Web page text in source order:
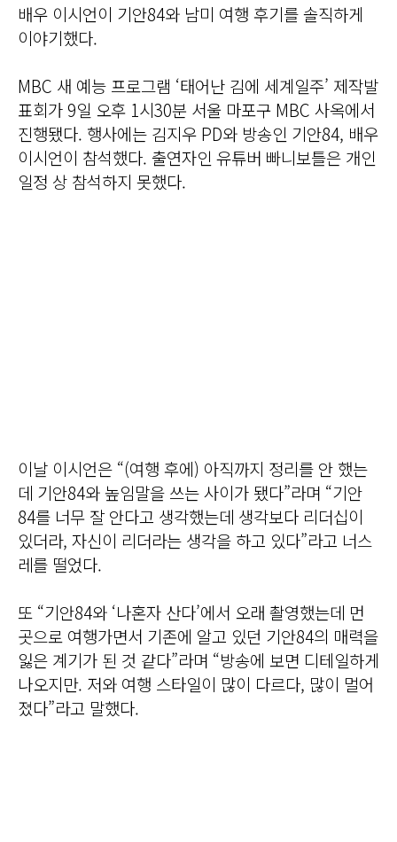
배우 이시언이 기안84와 남미 여행 후기를 솔직하게
이야기했다.
MBC 새 예능 프로그램 ‘태어난 김에 세계일주’ 제작발
표회가 9일 오후 1시30분 서울 마포구 MBC 사옥에서
진행됐다. 행사에는 김지우 PD와 방송인 기안84, 배우
이시언이 참석했다. 출연자인 유튜버 빠니보틀은 개인
일정 상 참석하지 못했다.
이날 이시언은 “(여행 후에) 아직까지 정리를 안 했는
데 기안84와 높임말을 쓰는 사이가 됐다”라며 “기안
84를 너무 잘 안다고 생각했는데 생각보다 리더십이
있더라, 자신이 리더라는 생각을 하고 있다”라고 너스
레를 떨었다.
또 “기안84와 ‘나혼자 산다’에서 오래 촬영했는데 먼
곳으로 여행가면서 기존에 알고 있던 기안84의 매력을
잃은 계기가 된 것 같다”라며 “방송에 보면 디테일하게
나오지만. 저와 여행 스타일이 많이 다르다, 많이 멀어
졌다”라고 말했다.